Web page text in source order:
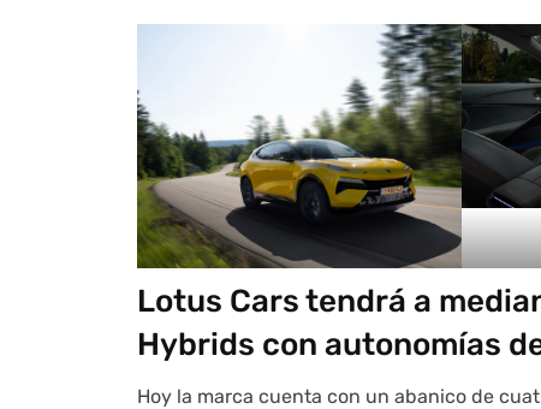
Lotus Cars tendrá a
Hybrids con autonomías
Hoy la marca cuenta con un abanico de